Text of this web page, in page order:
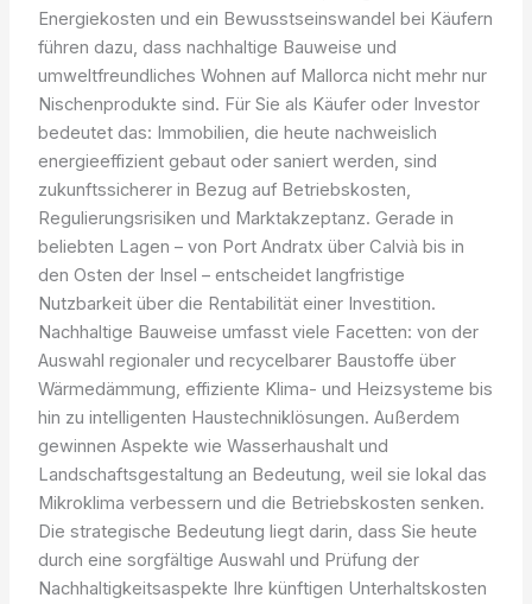
Energiekosten und ein Bewusstseinswandel bei Käufern
führen dazu, dass nachhaltige Bauweise und
umweltfreundliches Wohnen auf Mallorca nicht mehr nur
Nischenprodukte sind. Für Sie als Käufer oder Investor
bedeutet das: Immobilien, die heute nachweislich
energieeffizient gebaut oder saniert werden, sind
zukunftssicherer in Bezug auf Betriebskosten,
Regulierungsrisiken und Marktakzeptanz. Gerade in
beliebten Lagen – von Port Andratx über Calvià bis in
den Osten der Insel – entscheidet langfristige
Nutzbarkeit über die Rentabilität einer Investition.
Nachhaltige Bauweise umfasst viele Facetten: von der
Auswahl regionaler und recycelbarer Baustoffe über
Wärmedämmung, effiziente Klima- und Heizsysteme bis
hin zu intelligenten Haustechniklösungen. Außerdem
gewinnen Aspekte wie Wasserhaushalt und
Landschaftsgestaltung an Bedeutung, weil sie lokal das
Mikroklima verbessern und die Betriebskosten senken.
Die strategische Bedeutung liegt darin, dass Sie heute
durch eine sorgfältige Auswahl und Prüfung der
Nachhaltigkeitsaspekte Ihre künftigen Unterhaltskosten